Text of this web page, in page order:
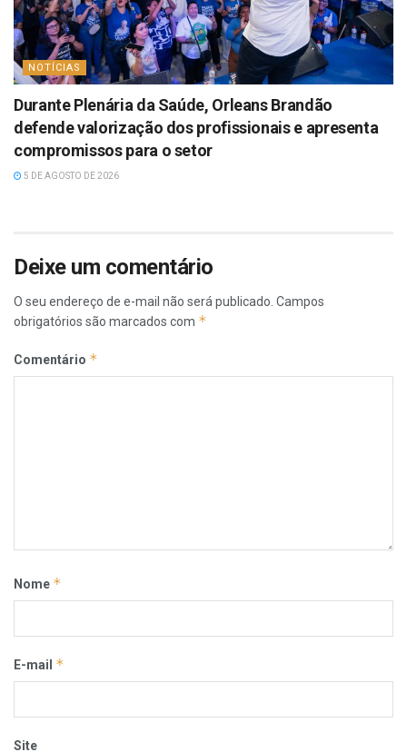
NOTÍCIAS
Durante Plenária da Saúde, Orleans Brandão
defende valorização dos profissionais e apresenta
compromissos para o setor
5 DE AGOSTO DE 2026
Deixe um comentário
O seu endereço de e-mail não será publicado. Campos
obrigatórios são marcados com *
Comentário *
Nome *
E-mail *
Site